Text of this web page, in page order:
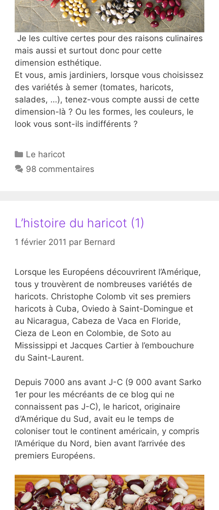
Je les cultive certes pour des raisons culinaires
mais aussi et surtout donc pour cette
dimension esthétique.
Et vous, amis jardiniers, lorsque vous choisissez
des variétés à semer (tomates, haricots,
salades, …), tenez-vous compte aussi de cette
dimension-là ? Ou les formes, les couleurs, le
look vous sont-ils indifférents ?
Catégories
Le haricot
98 commentaires
L’histoire du haricot (1)
1 février 2011 par Bernard
Lorsque les Européens découvrirent l’Amérique,
tous y trouvèrent de nombreuses variétés de
haricots. Christophe Colomb vit ses premiers
haricots à Cuba, Oviedo à Saint-Domingue et
au Nicaragua, Cabeza de Vaca en Floride,
Cieza de Leon en Colombie, de Soto au
Mississippi et Jacques Cartier à l’embouchure
du Saint-Laurent.
Depuis 7000 ans avant J-C (9 000 avant Sarko
1er pour les mécréants de ce blog qui ne
connaissent pas J-C), le haricot, originaire
d’Amérique du Sud, avait eu le temps de
coloniser tout le continent américain, y compris
l’Amérique du Nord, bien avant l’arrivée des
premiers Européens.